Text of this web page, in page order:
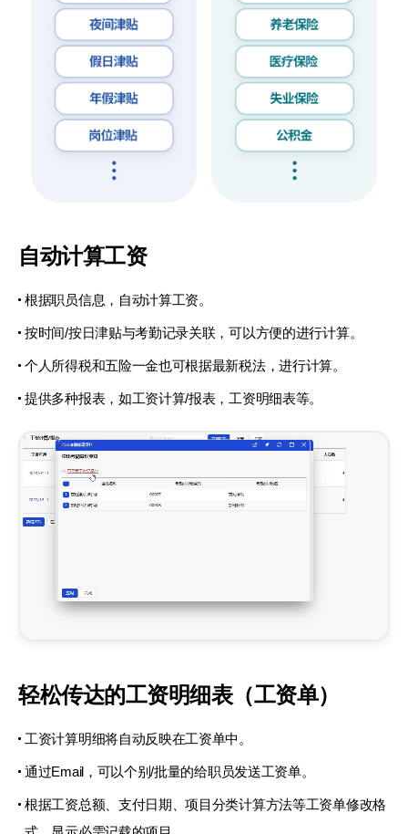
自动计算工资
根据职员信息，自动计算工资。
按时间/按日津贴与考勤记录关联，可以方便的进行计算。
个人所得税和五险一金也可根据最新税法，进行计算。
提供多种报表，如工资计算/报表，工资明细表等。
轻松传达的工资明细表（工资单）
工资计算明细将自动反映在工资单中。
通过Email，可以个别/批量的给职员发送工资单。
根据工资总额、支付日期、项目分类计算方法等工资单修改格